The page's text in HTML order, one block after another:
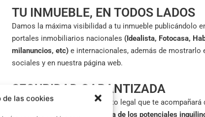
las cookies
TU INMUEBLE, EN TODOS LADOS
Damos la máxima visibilidad a tu inmueble publicándolo
portales inmobiliarios nacionales (Idealista, Fotocasa,
milanuncios, etc)e internacionales, además de mostrarlo
sociales y en nuestra página web.
SEGURIDAD GARANTIZADA
Contamos con un departamento legal que te acompañará
proceso.
Filtramos la solvencia de los potenciales